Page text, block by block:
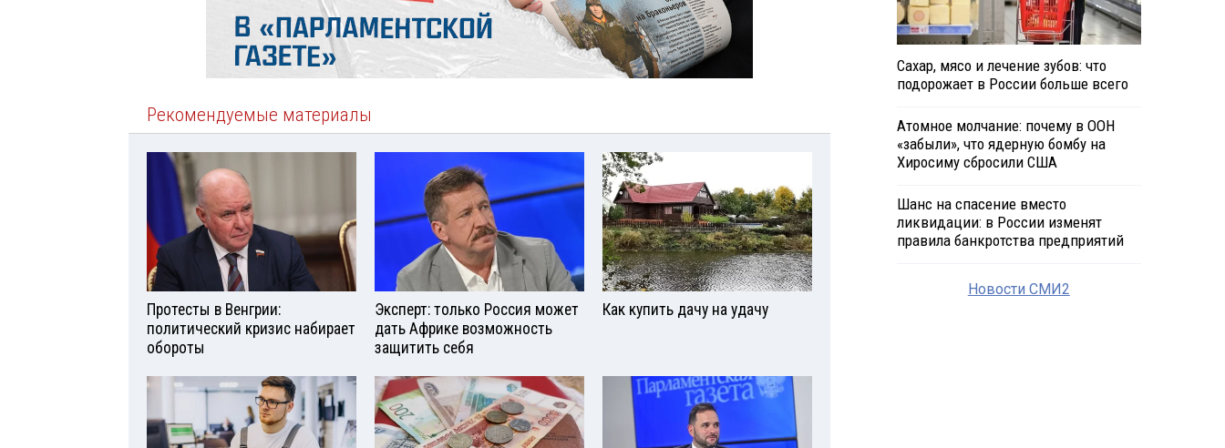
Рекомендуемые материалы
Протесты в Венгрии:
политический кризис набирает
обороты
Эксперт: только Россия может
дать Африке возможность
защитить себя
Как купить дачу на удачу
Сахар, мясо и лечение зубов: что
подорожает в России больше всего
Атомное молчание: почему в ООН
«забыли», что ядерную бомбу на
Хиросиму сбросили США
Шанс на спасение вместо
ликвидации: в России изменят
правила банкротства предприятий
Новости СМИ2